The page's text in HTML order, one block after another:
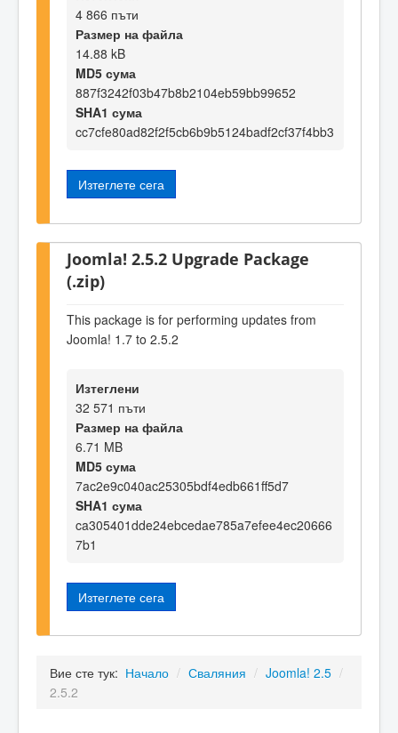
4 866 пъти
Размер на файла
14.88 kB
MD5 сума
887f3242f03b47b8b2104eb59bb99652
SHA1 сума
cc7cfe80ad82f2f5cb6b9b5124badf2cf37f4bb3
Изтеглете сега
Joomla! 2.5.2 Upgrade Package
(.zip)
This package is for performing updates from
Joomla! 1.7 to 2.5.2
Изтеглени
32 571 пъти
Размер на файла
6.71 MB
MD5 сума
7ac2e9c040ac25305bdf4edb661ff5d7
SHA1 сума
ca305401dde24ebcedae785a7efee4ec20666
7b1
Изтеглете сега
Вие сте тук: Начало / Сваляния / Joomla! 2.5 /
2.5.2